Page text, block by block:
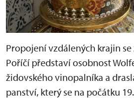
Propojení vzdálených krajin
Poříčí představí osobnost
židovského vinopalníka a
panství, který se na počátku